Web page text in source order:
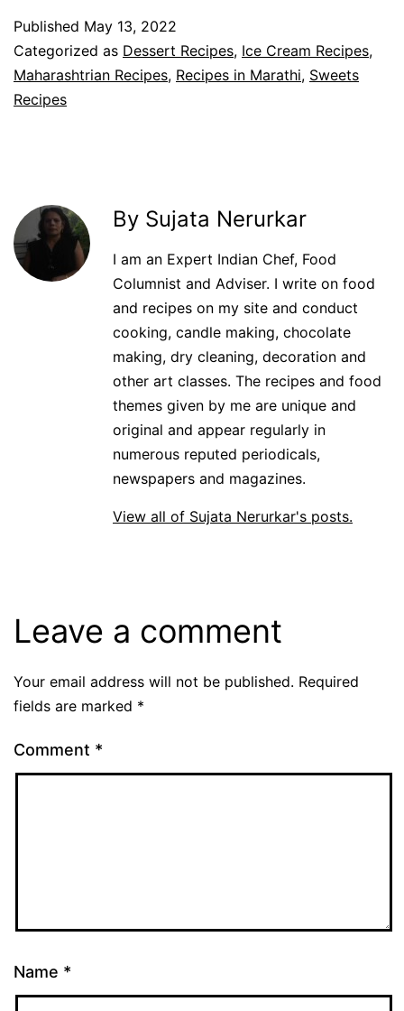
Published May 13, 2022
Categorized as Dessert Recipes, Ice Cream Recipes,
Maharashtrian Recipes, Recipes in Marathi, Sweets
Recipes
By Sujata Nerurkar
I am an Expert Indian Chef, Food
Columnist and Adviser. I write on food
and recipes on my site and conduct
cooking, candle making, chocolate
making, dry cleaning, decoration and
other art classes. The recipes and food
themes given by me are unique and
original and appear regularly in
numerous reputed periodicals,
newspapers and magazines.
View all of Sujata Nerurkar's posts.
Leave a comment
Your email address will not be published. Required
fields are marked *
Comment *
Name *